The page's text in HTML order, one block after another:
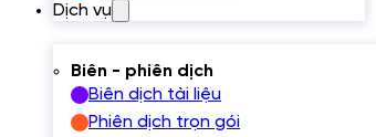
Dịch vụ
Biên - phiên dịch
Biên dịch tài liệu
Phiên dịch trọn gói